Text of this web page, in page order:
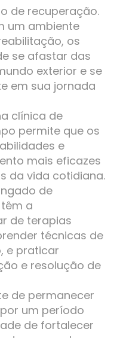
de recuperação.
um ambiente
os
se afastar das
exterior e se
em sua jornada
clínica de
permite que os
e
mais eficazes
da vida cotidiana.
de
a
de terapias
técnicas de
e praticar
e resolução de
de permanecer
um período
de fortalecer